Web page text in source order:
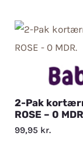
2-Pak
ROSE – 0
99,95 kr.